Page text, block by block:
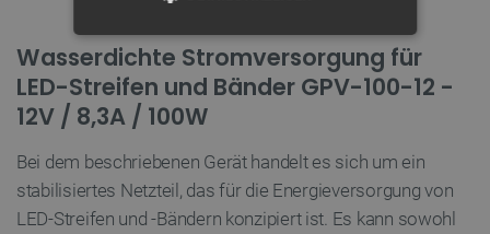
Wasserdichte Stromversorgung für
LED-Streifen und Bänder GPV-100-12 -
12V / 8,3A / 100W
Bei dem beschriebenen Gerät handelt es sich um ein
stabilisiertes Netzteil, das für die Energieversorgung von
LED-Streifen und -Bändern konzipiert ist. Es kann sowohl
PERFORMANCE
FUNKTIONALITÄT